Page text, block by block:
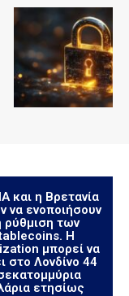
και η Βρετανία
να ενοποιήσουν
ρύθμιση των
Η
μπορεί να
στο Λονδίνο 44
ετησίως